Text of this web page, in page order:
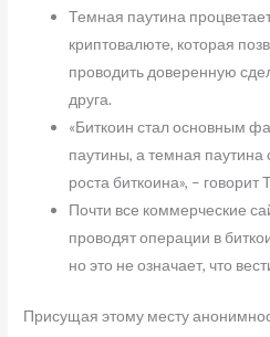
Темная паутина
криптовалюте, которая
проводить доверенную
друга.
«Биткоин стал основным
паутины, а темная
роста биткоина», – говорит
Почти все коммерческие
проводят операции в
но это не означает, что
Присущая этому месту